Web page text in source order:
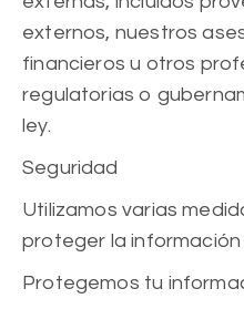
externos, nuestros
financieros u otros
regulatorias o
ley.
Seguridad
Utilizamos varias
proteger la
Protegemos tu